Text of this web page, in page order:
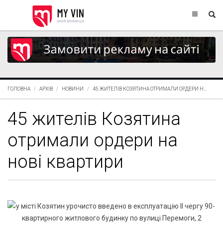
ГОЛОВНА АРХІВ НОВИНИ 45 ЖИТЕЛІВ КОЗЯТИНА ОТРИМАЛИ ОРДЕРИ Н...
45 жителів Козятина
отримали ордери на
нові квартири